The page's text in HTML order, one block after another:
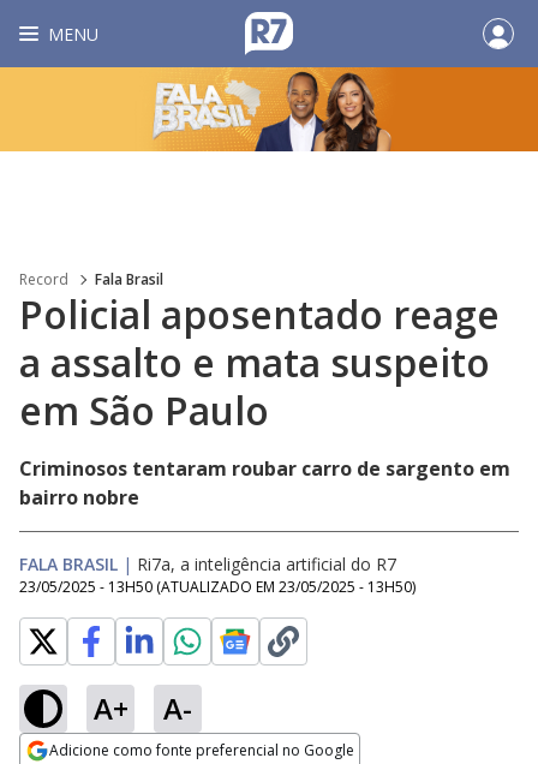
MENU
Record Fala Brasil
Policial aposentado reage
a assalto e mata suspeito
em São Paulo
Criminosos tentaram roubar carro de sargento em
bairro nobre
FALA BRASIL | Ri7a, a inteligência artificial do R7
23/05/2025 - 13H50 (ATUALIZADO EM 23/05/2025 - 13H50)
A+ A-
Adicione como fonte preferencial no Google